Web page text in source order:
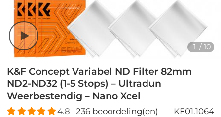
1 /10
K&F Concept Variabel ND Filter 82mm
ND2-ND32 (1-5 Stops) – Ultradun
Weerbestendig – Nano Xcel
4.8 236beoordeling(en) KF01.1064